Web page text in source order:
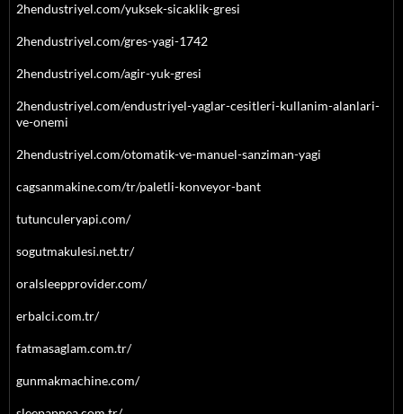
2hendustriyel.com/yuksek-sicaklik-gresi
2hendustriyel.com/gres-yagi-1742
2hendustriyel.com/agir-yuk-gresi
2hendustriyel.com/endustriyel-yaglar-cesitleri-kullanim-alanlari-
ve-onemi
2hendustriyel.com/otomatik-ve-manuel-sanziman-yagi
cagsanmakine.com/tr/paletli-konveyor-bant
tutunculeryapi.com/
sogutmakulesi.net.tr/
oralsleepprovider.com/
erbalci.com.tr/
fatmasaglam.com.tr/
gunmakmachine.com/